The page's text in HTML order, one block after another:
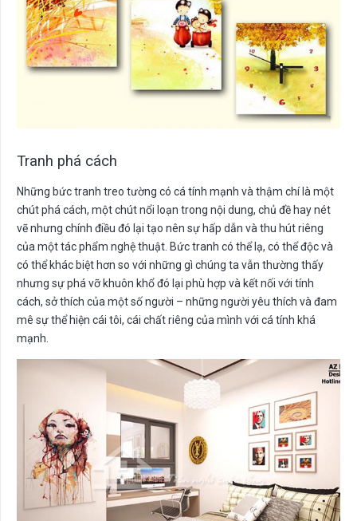
Tranh phá cách
Những bức tranh treo tường có cá tính mạnh và thậm chí là một
chút phá cách, một chút nổi loạn trong nội dung, chủ đề hay nét
vẽ nhưng chính điều đó lại tạo nên sự hấp dẫn và thu hút riêng
của một tác phẩm nghệ thuật. Bức tranh có thể lạ, có thể độc và
có thể khác biệt hơn so với những gì chúng ta vẫn thường thấy
nhưng sự phá vỡ khuôn khổ đó lại phù hợp và kết nối với tính
cách, sở thích của một số người – những người yêu thích và đam
mê sự thể hiện cái tôi, cái chất riêng của mình với cá tính khá
mạnh.